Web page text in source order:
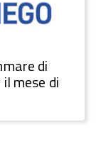
di
mese di